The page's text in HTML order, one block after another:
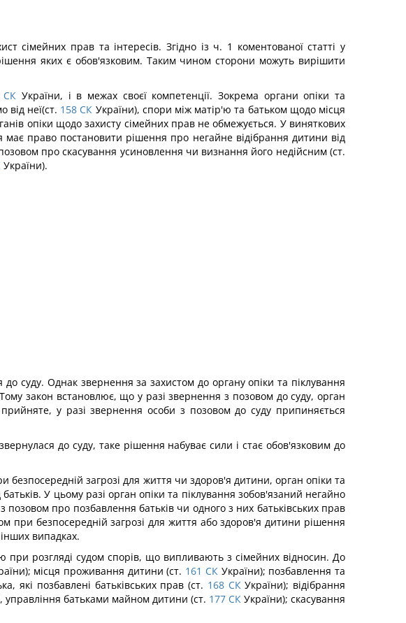
сімейних прав та інтересів. Згідно із ч. 1 коментованої статті у
яких є обов'язковим. Таким чином сторони можуть вирішити
СК України, і в межах своєї компетенції. Зокрема органи опіки та
від неї(ст. 158 СК України), спори між матір'ю та батьком щодо місця
опіки щодо захисту сімейних прав не обмежується. У виняткових
право постановити рішення про негайне відібрання дитини від
про скасування усиновлення чи визнання його недійсним (ст.
України).
суду. Однак звернення за захистом до органу опіки та піклування
закон встановлює, що у разі звернення з позовом до суду, орган
у разі звернення особи з позовом до суду припиняється
до суду, таке рішення набуває сили і стає обов'язковим до
безпосередній загрозі для життя чи здоров'я дитини, орган опіки та
У цьому разі орган опіки та піклування зобов'язаний негайно
про позбавлення батьків чи одного з них батьківських прав
при безпосередній загрозі для життя або здоров'я дитини рішення
випадках.
при розгляді судом спорів, що випливають з сімейних відносин. До
місця проживання дитини (ст. 161 СКУкраїни); позбавлення та
які позбавлені батьківських прав (ст. 168 СКУкраїни); відібрання
управління батьками майном дитини (ст. 177 СК України); скасування